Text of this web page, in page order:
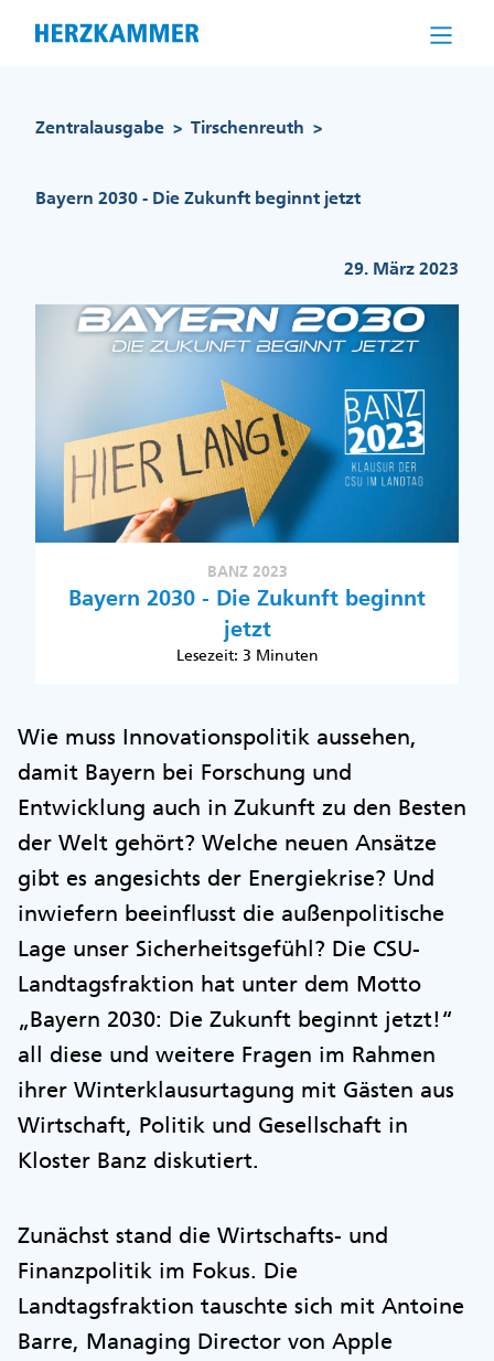
Zentralausgabe > Tirschenreuth >
Bayern 2030 - Die Zukunft beginnt jetzt
29. März 2023
BANZ 2023
Bayern 2030 - Die Zukunft beginnt
jetzt
Lesezeit: 3 Minuten
Wie muss Innovationspolitik aussehen,
damit Bayern bei Forschung und
Entwicklung auch in Zukunft zu den Besten
der Welt gehört? Welche neuen Ansätze
gibt es angesichts der Energiekrise? Und
inwiefern beeinflusst die außenpolitische
Lage unser Sicherheitsgefühl? Die CSU-
Landtagsfraktion hat unter dem Motto
„Bayern 2030: Die Zukunft beginnt jetzt!“
all diese und weitere Fragen im Rahmen
ihrer Winterklausurtagung mit Gästen aus
Wirtschaft, Politik und Gesellschaft in
Kloster Banz diskutiert.
Zunächst stand die Wirtschafts- und
Finanzpolitik im Fokus. Die
Landtagsfraktion tauschte sich mit Antoine
Barre, Managing Director von Apple